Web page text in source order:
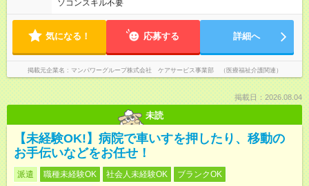
ソコンスキル不要
気になる！ 応募する 詳細へ
掲載元企業名 マンパワーグループ株式会社 ケアサービス事業部 （医療福祉介護関連）
掲載日：2026.08.04
未読
【未経験OK!】病院で車いすを押したり、移動の
お手伝いなどをお任せ！
派遣 職種未経験OK 社会人未経験OK
ブランクOK